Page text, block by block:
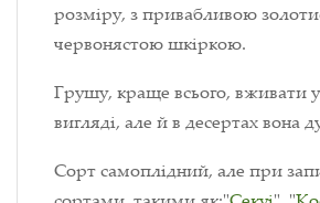
розміру, з привабливою
червонястою шкіркою.
Грушу, краще всього, вживати
вигляді, але й в десертах вона
Сорт самоплідний, але при